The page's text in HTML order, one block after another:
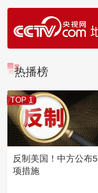
热播榜
TOP 1
反制美国！中方公布5
项措施